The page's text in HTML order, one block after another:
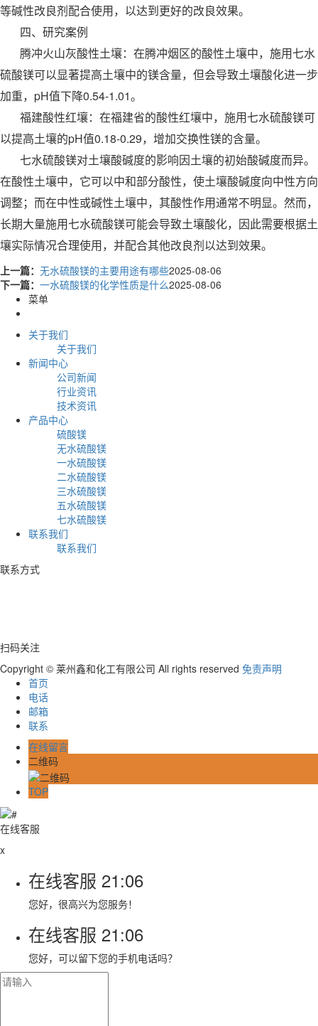
等碱性改良剂配合使用，以达到更好的改良效果。
四、研究案例
腾冲火山灰酸性土壤：在腾冲烟区的酸性土壤中，施用七水
硫酸镁可以显著提高土壤中的镁含量，但会导致土壤酸化进一步
加重，pH值下降0.54-1.01。
福建酸性红壤：在福建省的酸性红壤中，施用七水硫酸镁可
以提高土壤的pH值0.18-0.29，增加交换性镁的含量。
七水硫酸镁对土壤酸碱度的影响因土壤的初始酸碱度而异。
在酸性土壤中，它可以中和部分酸性，使土壤酸碱度向中性方向
调整；而在中性或碱性土壤中，其酸性作用通常不明显。然而，
长期大量施用七水硫酸镁可能会导致土壤酸化，因此需要根据土
壤实际情况合理使用，并配合其他改良剂以达到效果。
上一篇： 无水硫酸镁的主要用途有哪些2025-08-06
下一篇： 一水硫酸镁的化学性质是什么2025-08-06
菜单
关于我们
关于我们
新闻中心
公司新闻
行业资讯
技术资讯
产品中心
硫酸镁
无水硫酸镁
一水硫酸镁
二水硫酸镁
三水硫酸镁
五水硫酸镁
七水硫酸镁
联系我们
联系我们
联系方式
扫码关注
Copyright © 莱州鑫和化工有限公司 All rights reserved 免责声明
首页
电话
邮箱
联系
在线留言
二维码
TOP
在线客服
x
在线客服 21:06
您好，很高兴为您服务！
在线客服 21:06
您好，可以留下您的手机电话吗？